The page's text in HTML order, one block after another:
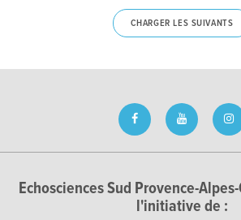
CHARGER LES SUIVANTS
Echosciences Sud Provence-
l'initiative de :